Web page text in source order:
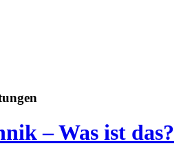
– Was ist das?